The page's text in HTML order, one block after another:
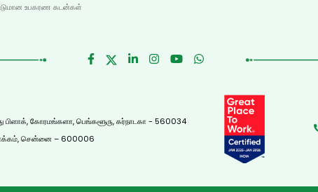
உபகரண கடன்கள்
பிளாக், கோரமங்களா, பெங்களூரு, கர்நாடகா - 560034
சென்னை – 600006